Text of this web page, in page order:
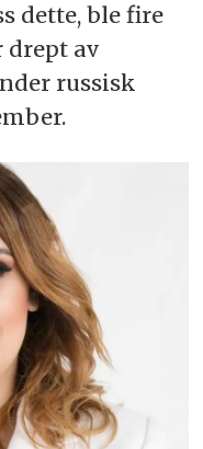
dette, ble fire
drept av
russisk